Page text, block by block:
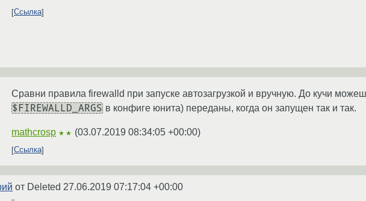
Ссылка
Сравни правила firewalld при запуске автозагрузкой и вручную. До кучи
$FIREWALLD_ARGS в конфиге юнита) переданы, когда он запущен так и так.
mathcrosp ★★ (03.07.2019 08:34:05 +00:00)
Ссылка
от Deleted 27.06.2019 07:17:04 +00:00